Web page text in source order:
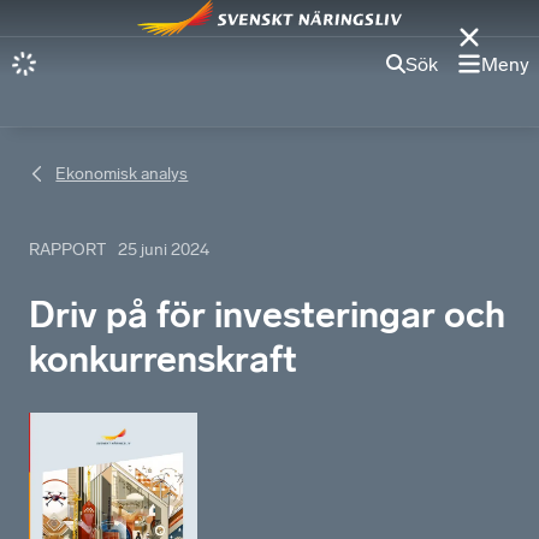
Sök Meny
Ekonomisk analys
RAPPORT 25 juni 2024
Driv på för investeringar och
konkurrenskraft